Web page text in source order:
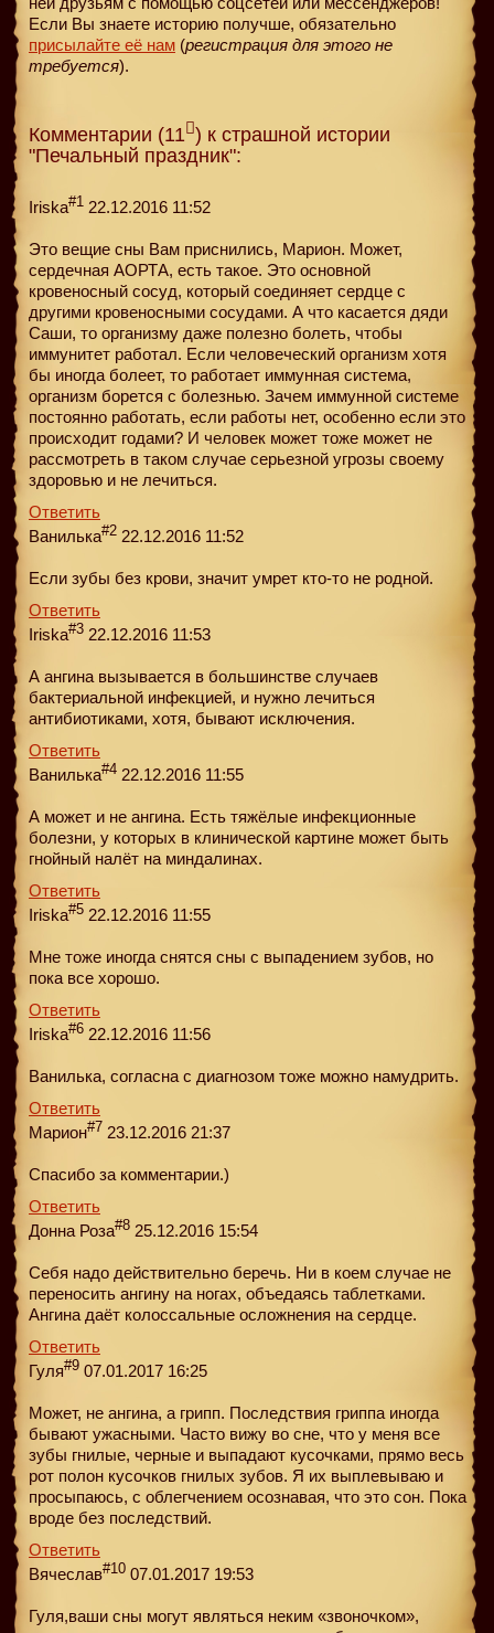
Если Вы знаете историю получше, обязательно
присылайте её нам (регистрация для этого не
требуется).
Комментарии (11 ) к страшной истории
"Печальный праздник":
Iriska#1 22.12.2016 11:52
Это вещие сны Вам приснились, Марион. Может,
сердечная АОРТА, есть такое. Это основной
кровеносный сосуд, который соединяет сердце с
другими кровеносными сосудами. А что касается дяди
Саши, то организму даже полезно болеть, чтобы
иммунитет работал. Если человеческий организм хотя
бы иногда болеет, то работает иммунная система,
организм борется с болезнью. Зачем иммунной системе
постоянно работать, если работы нет, особенно если это
происходит годами? И человек может тоже может не
рассмотреть в таком случае серьезной угрозы своему
здоровью и не лечиться.
Ответить
Ванилька#2 22.12.2016 11:52
Если зубы без крови, значит умрет кто-то не родной.
Ответить
Iriska#3 22.12.2016 11:53
А ангина вызывается в большинстве случаев
бактериальной инфекцией, и нужно лечиться
антибиотиками, хотя, бывают исключения.
Ответить
Ванилька#4 22.12.2016 11:55
А может и не ангина. Есть тяжёлые инфекционные
болезни, у которых в клинической картине может быть
гнойный налёт на миндалинах.
Ответить
Iriska#5 22.12.2016 11:55
Мне тоже иногда снятся сны с выпадением зубов, но
пока все хорошо.
Ответить
Iriska#6 22.12.2016 11:56
Ванилька, согласна с диагнозом тоже можно намудрить.
Ответить
Марион#7 23.12.2016 21:37
Спасибо за комментарии.)
Ответить
Донна Роза#8 25.12.2016 15:54
Себя надо действительно беречь. Ни в коем случае не
переносить ангину на ногах, объедаясь таблетками.
Ангина даёт колоссальные осложнения на сердце.
Ответить
Гуля#9 07.01.2017 16:25
Может, не ангина, а грипп. Последствия гриппа иногда
бывают ужасными. Часто вижу во сне, что у меня все
зубы гнилые, черные и выпадают кусочками, прямо весь
рот полон кусочков гнилых зубов. Я их выплевываю и
просыпаюсь, с облегчением осознавая, что это сон. Пока
вроде без последствий.
Ответить
Вячеслав#10 07.01.2017 19:53
Гуля,ваши сны могут являться неким «звоночком»,